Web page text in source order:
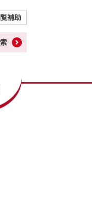
補助